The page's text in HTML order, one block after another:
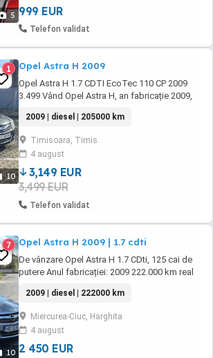
5 999 EUR
Telefon validat
10
1 Opel Astra H 2009
Opel Astra H 1.7 CDTI EcoTec 110 CP 2009
3.499 Vând Opel Astra H, an fabricație 2009,
manuală, cu 205.000 km. Mașina este bine
întreținută, economică și pregătită de drum,
fără investiții imediate. Investiții recente: *
Distribuție completă schimbată * ...
2009 | diesel | 205000 km
Timisoara, Timis
4 august
3,149 EUR
3,499 EUR
Telefon validat
10
7 Opel Astra H 2009 | 1.7 cdti
De vânzare Opel Astra H 1.7 CDti, 125 cai de
putere Anul fabricației: 2009 222.000 km real
climatronic, navigáció, geamuri electrice,
oglinzi electrice, board computer, volan cu
comenzi, senzori de ploaie și lumină,
închidere centralizată, servodirecție, airbaguri,
...
2009 | diesel | 222000 km
Miercurea-Ciuc, Harghita
4 august
2 450 EUR